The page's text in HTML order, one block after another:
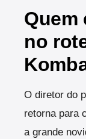
Quem
no
O diretor do
retorna para
a grande